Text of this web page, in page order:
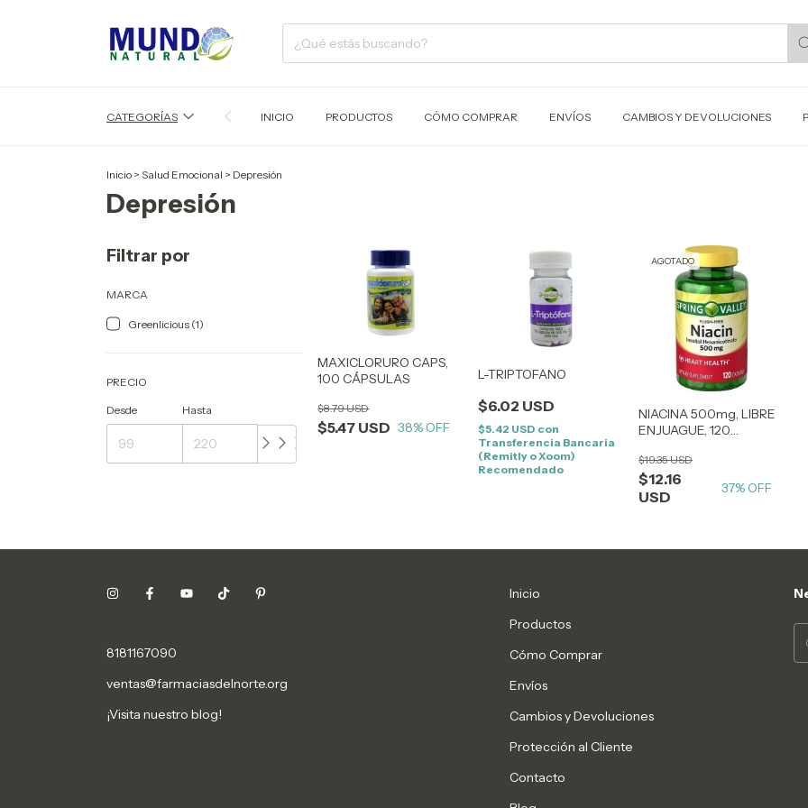
CATEGORÍAS INICIO PRODUCTOS CÓMO COMPRAR ENVÍOS CAMBIOS Y DEVOLUCIONES
Inicio > Salud Emocional > Depresión
Depresión
Filtrar por
MARCA
Greenlicious (1)
PRECIO
Desde Hasta
MAXICLORURO CAPS,
100 CÁPSULAS
$5.47 USD
$8.79 USD
38% OFF
L-TRIPTOFANO
$6.02 USD
$5.42 USD con
Transferencia Bancaria
(Remitly o Xoom)
Recomendado
AGOTADO
NIACINA 500mg, LIBRE
ENJUAGUE, 120
$12.16
USD
$19.35 USD
37% OFF
8181167090
ventas@farmaciasdelnorte.org
¡Visita nuestro blog!
Inicio
Productos
Cómo Comprar
Envíos
Cambios y Devoluciones
Protección al Cliente
Contacto